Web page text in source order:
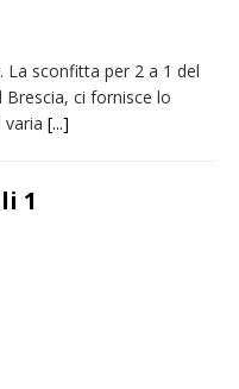
La sconfitta per 2 a 1 del
Brescia, ci fornisce lo
varia [...]
1